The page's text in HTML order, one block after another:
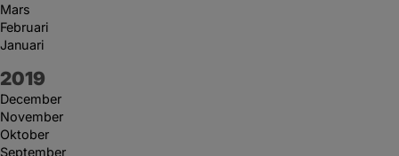
Mars
Februari
Januari
År:
2019
December
November
Oktober
September